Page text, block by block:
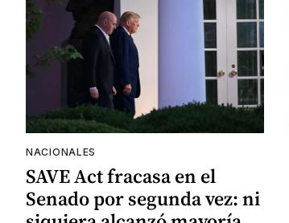
NACIONALES
SAVE Act fracasa en el
Senado por segunda vez: ni